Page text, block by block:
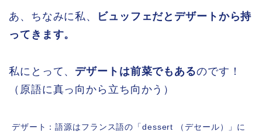
あ、ちなみに私、
ビュッフェだとデザートから持
ってきます。
私にとって、 デザートは前菜でもあるのです！
（原語に真っ向から立ち向かう）
デザート：語源はフランス語の「dessert （デセール）」に